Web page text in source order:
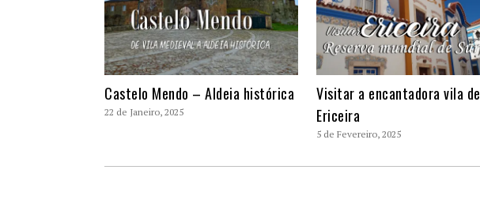
Castelo Mendo – Aldeia histórica
22 de Janeiro, 2025
Visitar a encantadora vila de
Ericeira
5 de Fevereiro, 2025